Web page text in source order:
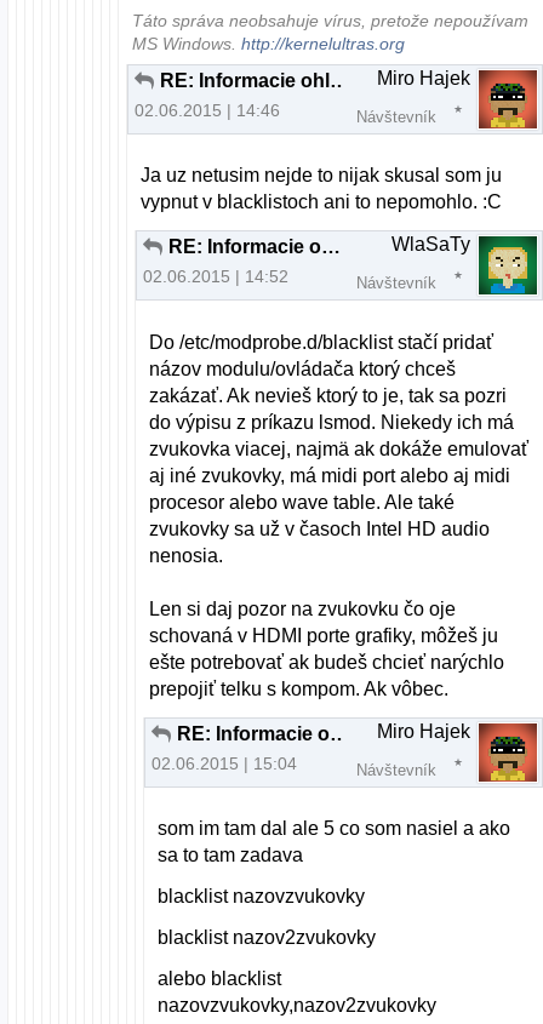
Táto správa neobsahuje vírus, pretože nepoužívam
MS Windows.http://kernelultras.org
RE: Informacie ohladom MIDI keyboardu
02.06.2015 | 14:46
Miro Hajek
Návštevník
Ja uz netusim nejde to nijak skusal som ju
vypnut v blacklistoch ani to nepomohlo. :C
RE: Informacie ohladom MIDI keyboardu
02.06.2015 | 14:52
WlaSaTy
Návštevník
Do /etc/modprobe.d/blacklist stačí pridať
názov modulu/ovládača ktorý chceš
zakázať. Ak nevieš ktorý to je, tak sa pozri
do výpisu z príkazu lsmod. Niekedy ich má
zvukovka viacej, najmä ak dokáže emulovať
aj iné zvukovky, má midi port alebo aj midi
procesor alebo wave table. Ale také
zvukovky sa už v časoch Intel HD audio
nenosia.
Len si daj pozor na zvukovku čo oje
schovaná v HDMI porte grafiky, môžeš ju
ešte potrebovať ak budeš chcieť narýchlo
prepojiť telku s kompom. Ak vôbec.
RE: Informacie ohladom MIDI keyboardu
02.06.2015 | 15:04
Miro Hajek
Návštevník
som im tam dal ale 5 co som nasiel a ako
sa to tam zadava
blacklist nazovzvukovky
blacklist nazov2zvukovky
alebo blacklist
nazovzvukovky,nazov2zvukovky